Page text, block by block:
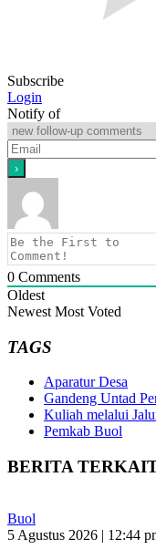
Subscribe
Login
Notify of
0 Comments
Oldest
Newest Most Voted
TAGS
Aparatur Desa
Gandeng Untad
Kuliah melalui
Pemkab Buol
BERITA
Buol
5 Agustus 2026 | 12:44